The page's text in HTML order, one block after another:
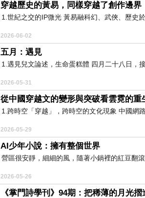
穿越歷史的黃易，同樣穿越了創作邊界
1.世紀之交的IP微光 黃易融科幻、武俠、歷史
2026-06-02
五月：遇見
1.遇見兒文論述，生命蛋糕體 四月二十八日，
2026-05-31
從中國穿越文的變形與突破看雲霓的重
1.跨時空「穿越」，跨時空的文化現象 中國網
2026-05-29
AI少年小說：擁有整個世界
營區很安靜，細細的風，隨著小鍋裡的紅豆翻
2026-05-26
《掌門詩學刊》94期：把稀薄的月光摺